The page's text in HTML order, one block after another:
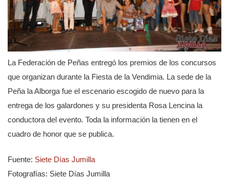
La Federación de Peñas entregó los premios de los concursos
que organizan durante la Fiesta de la Vendimia. La sede de la
Peña la Alborga fue el escenario escogido de nuevo para la
entrega de los galardones y su presidenta Rosa Lencina la
conductora del evento. Toda la información la tienen en el
cuadro de honor que se publica.
Fuente: Siete Días Jumilla
Fotografías: Siete Días Jumilla